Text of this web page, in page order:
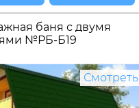
баня с двумя
№РБ-Б19
Смотреть